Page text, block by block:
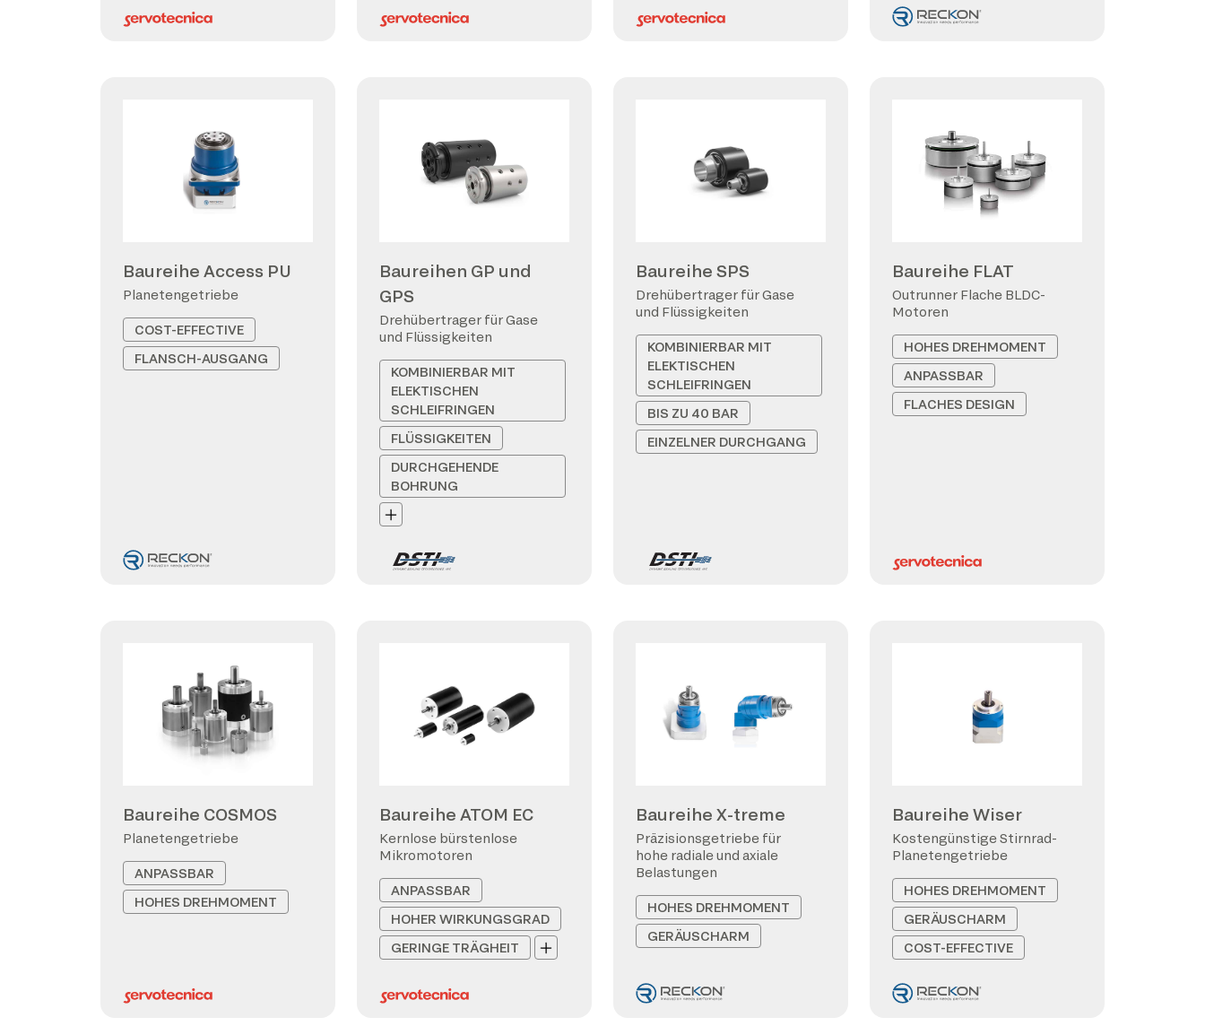
Baureihe Access PU
Planetengetriebe
COST-EFFECTIVE
FLANSCH-AUSGANG
Baureihen GP und
GPS
Drehübertrager für Gase
und Flüssigkeiten
KOMBINIERBAR MIT
ELEKTISCHEN
SCHLEIFRINGEN
FLÜSSIGKEITEN
DURCHGEHENDE
BOHRUNG
Baureihe SPS
Drehübertrager für Gase
und Flüssigkeiten
KOMBINIERBAR MIT
ELEKTISCHEN
SCHLEIFRINGEN
BIS ZU 40 BAR
EINZELNER DURCHGANG
Baureihe FLAT
Outrunner Flache BLDC-
Motoren
HOHES DREHMOMENT
ANPASSBAR
FLACHES DESIGN
Baureihe COSMOS
Planetengetriebe
ANPASSBAR
HOHES DREHMOMENT
Baureihe ATOM EC
Kernlose bürstenlose
Mikromotoren
ANPASSBAR
HOHER WIRKUNGSGRAD
GERINGE TRÄGHEIT
Baureihe X-treme
Präzisionsgetriebe für
hohe radiale und axiale
Belastungen
HOHES DREHMOMENT
GERÄUSCHARM
Baureihe Wiser
Kostengünstige Stirnrad-
Planetengetriebe
HOHES DREHMOMENT
GERÄUSCHARM
COST-EFFECTIVE